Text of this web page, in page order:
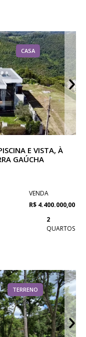
CASA
E VISTA, À
GAÚCHA
VENDA
R$ 4.400.000,00
2
QUARTOS
TERRENO